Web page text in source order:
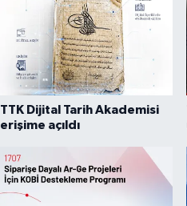
TTK Dijital Tarih Akademisi
erişime açıldı